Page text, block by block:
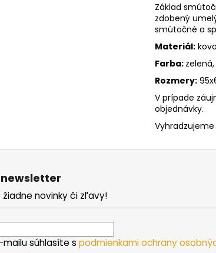
Základ
zdobený
smútočné a
Materiál:
Farba:
Rozmery:
V prípade
objednávky.
novinky či zľavy!
súhlasíte s podmienkami ochrany